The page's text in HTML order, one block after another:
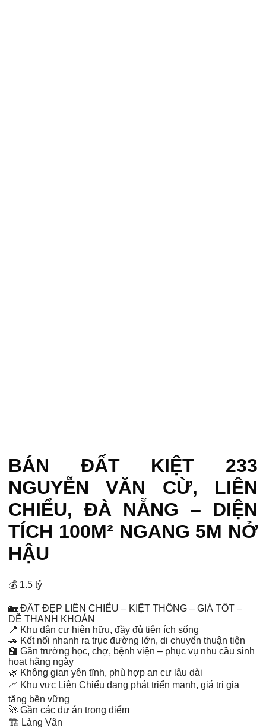
BÁN ĐẤT KIỆT 233
NGUYỄN VĂN CỪ, LIÊN
CHIỂU, ĐÀ NẴNG – DIỆN
TÍCH 100M² NGANG 5M NỞ
HẬU
💰 1.5 tỷ
🏡 ĐẤT ĐẸP LIÊN CHIỂU – KIỆT THÔNG – GIÁ TỐT –
DỄ THANH KHOẢN
📍 Khu dân cư hiện hữu, đầy đủ tiện ích sống
🚗 Kết nối nhanh ra trục đường lớn, di chuyển thuận tiện
🏫 Gần trường học, chợ, bệnh viện – phục vụ nhu cầu sinh
hoạt hằng ngày
🌿 Không gian yên tĩnh, phù hợp an cư lâu dài
📈 Khu vực Liên Chiểu đang phát triển mạnh, giá trị gia
tăng bền vững
🚀 Gần các dự án trọng điểm
🏗️ Làng Vân